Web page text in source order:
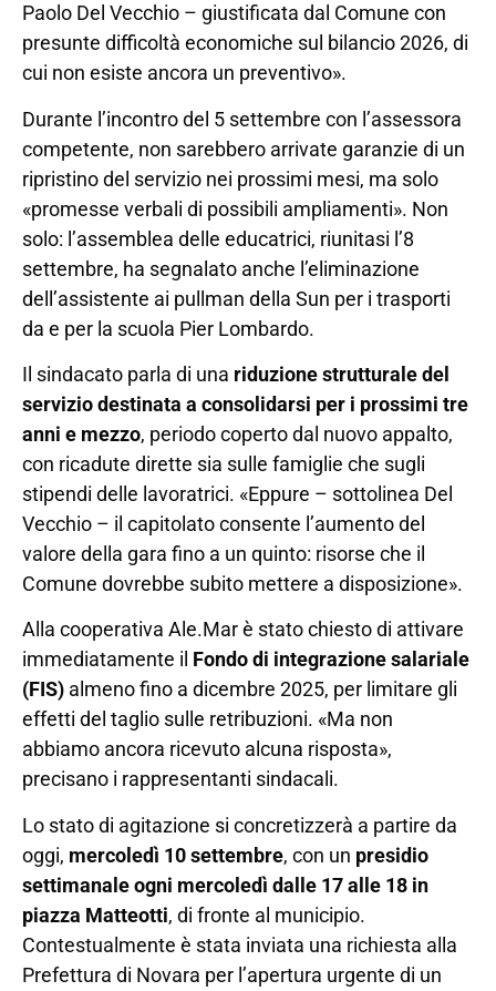
Paolo Del Vecchio – giustificata dal Comune con
presunte difficoltà economiche sul bilancio 2026, di
cui non esiste ancora un preventivo».
Durante l’incontro del 5 settembre con l’assessora
competente, non sarebbero arrivate garanzie di un
ripristino del servizio nei prossimi mesi, ma solo
«promesse verbali di possibili ampliamenti». Non
solo: l’assemblea delle educatrici, riunitasi l’8
settembre, ha segnalato anche l’eliminazione
dell’assistente ai pullman della Sun per i trasporti
da e per la scuola Pier Lombardo.
Il sindacato parla di una riduzione strutturale del
servizio destinata a consolidarsi per i prossimi tre
anni e mezzo, periodo coperto dal nuovo appalto,
con ricadute dirette sia sulle famiglie che sugli
stipendi delle lavoratrici. «Eppure – sottolinea Del
Vecchio – il capitolato consente l’aumento del
valore della gara fino a un quinto: risorse che il
Comune dovrebbe subito mettere a disposizione».
Alla cooperativa Ale.Mar è stato chiesto di attivare
immediatamente il Fondo di integrazione salariale
(FIS) almeno fino a dicembre 2025, per limitare gli
effetti del taglio sulle retribuzioni. «Ma non
abbiamo ancora ricevuto alcuna risposta»,
precisano i rappresentanti sindacali.
Lo stato di agitazione si concretizzerà a partire da
oggi, mercoledì 10 settembre, con un presidio
settimanale ogni mercoledì dalle 17 alle 18 in
piazza Matteotti, di fronte al municipio.
Contestualmente è stata inviata una richiesta alla
Prefettura di Novara per l’apertura urgente di un